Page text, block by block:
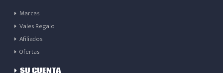
Marcas
Vales Regalo
Afiliados
Ofertas
SU CUENTA